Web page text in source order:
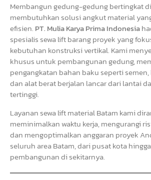
Membangun gedung-gedung bertingkat
membutuhkan solusi angkut material
efisien. PT. Mulia Karya Prima Indonesia
spesialis sewa lift barang proyek yang
kebutuhan konstruksi vertikal. Kami
khusus untuk pembangunan gedung,
pengangkatan bahan baku seperti semen,
dan alat berat berjalan lancar dari lantai
tertinggi.
Layanan sewa lift material Batam kami
meminimalkan waktu kerja, mengurangi
dan mengoptimalkan anggaran proyek
seluruh area Batam, dari pusat kota
pembangunan di sekitarnya.